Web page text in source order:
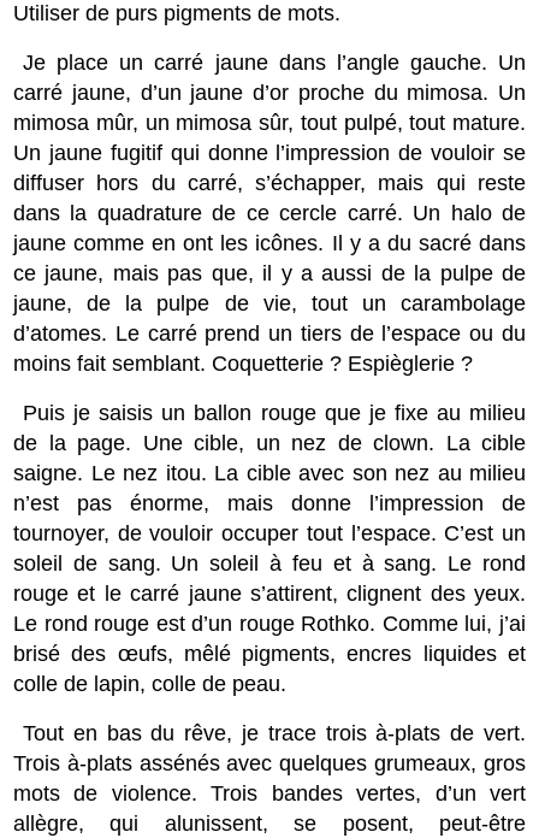
Utiliser de purs pigments de mots.
Je place un carré jaune dans l’angle gauche. Un
carré jaune, d’un jaune d’or proche du mimosa. Un
mimosa mûr, un mimosa sûr, tout pulpé, tout mature.
Un jaune fugitif qui donne l’impression de vouloir se
diffuser hors du carré, s’échapper, mais qui reste
dans la quadrature de ce cercle carré. Un halo de
jaune comme en ont les icônes. Il y a du sacré dans
ce jaune, mais pas que, il y a aussi de la pulpe de
jaune, de la pulpe de vie, tout un carambolage
d’atomes. Le carré prend un tiers de l’espace ou du
moins fait semblant. Coquetterie ? Espièglerie ?
Puis je saisis un ballon rouge que je fixe au milieu
de la page. Une cible, un nez de clown. La cible
saigne. Le nez itou. La cible avec son nez au milieu
n’est pas énorme, mais donne l’impression de
tournoyer, de vouloir occuper tout l’espace. C’est un
soleil de sang. Un soleil à feu et à sang. Le rond
rouge et le carré jaune s’attirent, clignent des yeux.
Le rond rouge est d’un rouge Rothko. Comme lui, j’ai
brisé des œufs, mêlé pigments, encres liquides et
colle de lapin, colle de peau.
Tout en bas du rêve, je trace trois à-plats de vert.
Trois à-plats assénés avec quelques grumeaux, gros
mots de violence. Trois bandes vertes, d’un vert
allègre, qui alunissent, se posent, peut-être